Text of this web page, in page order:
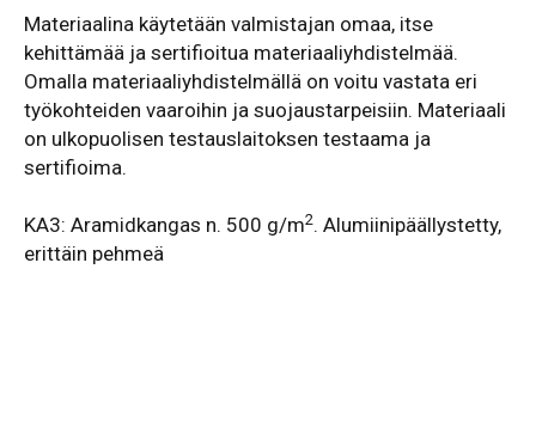
Materiaalina käytetään valmistajan omaa, itse
kehittämää ja sertifioitua materiaaliyhdistelmää.
Omalla materiaaliyhdistelmällä on voitu vastata eri
työkohteiden vaaroihin ja suojaustarpeisiin. Materiaali
on ulkopuolisen testauslaitoksen testaama ja
sertifioima.
KA3: Aramidkangas n. 500 g/m2. Alumiinipäällystetty,
erittäin pehmeä